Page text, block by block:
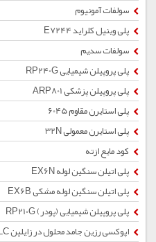
سولفات آمونیوم
پلی وینیل کلراید E7244
سولفات سدیم
پلی پروپیلن شیمیایی RP240G
پلی پروپیلن پزشکی ARP801
پلی استایرن مقاوم 6045
پلی استایرن معمولی 32N
کود مایع ازته
پلی اتیلن سنگین لوله EX6N
پلی اتیلن سنگین لوله مشکی EX6B
پلی پروپیلن شیمیایی (پودر) RP210G
اپوکسی رزین جامد محلول در زایلین E1X75LC